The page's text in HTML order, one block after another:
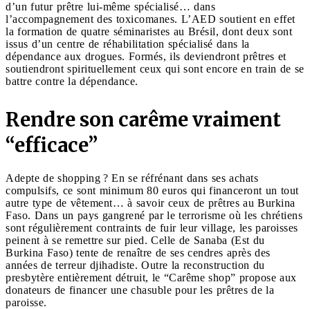
d’un futur prêtre lui-même spécialisé… dans
l’accompagnement des toxicomanes. L’AED soutient en effet
la formation de quatre séminaristes au Brésil, dont deux sont
issus d’un centre de réhabilitation spécialisé dans la
dépendance aux drogues. Formés, ils deviendront prêtres et
soutiendront spirituellement ceux qui sont encore en train de se
battre contre la dépendance.
Rendre son carême vraiment
“efficace”
Adepte de shopping ? En se réfrénant dans ses achats
compulsifs, ce sont minimum 80 euros qui financeront un tout
autre type de vêtement… à savoir ceux de prêtres au Burkina
Faso. Dans un pays gangrené par le terrorisme où les chrétiens
sont régulièrement contraints de fuir leur village, les paroisses
peinent à se remettre sur pied. Celle de Sanaba (Est du
Burkina Faso) tente de renaître de ses cendres après des
années de terreur djihadiste. Outre la reconstruction du
presbytère entièrement détruit, le “Carême shop” propose aux
donateurs de financer une chasuble pour les prêtres de la
paroisse.